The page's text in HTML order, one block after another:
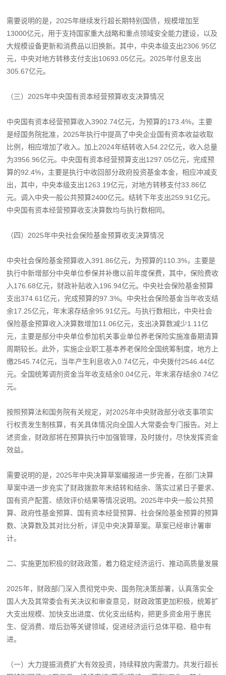
需要说明的是，2025年继续发行超长期特别国债，规模增加至
13000亿元，用于支持国家重大战略和重点领域安全能力建设，以及
大规模设备更新和消费品以旧换新。其中，中央本级支出2306.95亿
元，中央对地方转移支付支出10693.05亿元。2025年付息支出
305.67亿元。
（三）2025年中央国有资本经营预算收支决算情况
中央国有资本经营预算收入3902.74亿元，为预算的173.4%，主要
是经国务院批准，2025年执行中提高了中央企业国有资本收益收取
比例，相应增加了收入。加上2024年结转收入54.22亿元，收入总量
为3956.96亿元。中央国有资本经营预算支出1297.05亿元，完成预
算的92.4%，主要是执行中收回部分政府投资基金本金，相应冲减支
出，其中，中央本级支出1263.19亿元，对地方转移支付33.86亿
元。调入中央一般公共预算2400亿元。结转下年支出259.91亿元。
中央国有资本经营预算收支决算数均与执行数相同。
（四）2025年中央社会保险基金预算收支决算情况
中央社会保险基金预算收入391.86亿元，为预算的110.3%，主要是
执行中新增部分中央单位参保并补缴以前年度保费，其中，保险费收
入176.68亿元，财政补贴收入196.94亿元。中央社会保险基金预算
支出374.61亿元，完成预算的97.3%。中央社会保险基金当年收支结
余17.25亿元，年末滚存结余95.91亿元。与执行数相比，中央社会
保险基金预算收入决算数增加11.06亿元，支出决算数减少1.11亿
元，主要是部分中央单位参加机关事业单位养老保险实施准备期清算
周期较长。此外，实施企业职工基本养老保险全国统筹制度，地方上
缴2545.74亿元，当年产生利息收入0.74亿元，中央拨付2546.44亿
元。全国统筹调剂资金当年收支结余0.04亿元，年末滚存结余0.74亿
元。
按照预算法和国务院有关规定，对2025年中央财政部分收支事项实
行权责发生制核算，有关具体情况向全国人大常委会专门报告。对上
述资金，财政部将在预算执行中加强管理，及时拨付，尽快发挥资金
效益。
需要说明的是，2025年中央决算草案编报进一步完善，在部门决算
草案中进一步充实了财政拨款年末结转和结余、落实过紧日子要求、
国有资产配置、绩效评价结果等情况说明。2025年中央一般公共预
算、政府性基金预算、国有资本经营预算、社会保险基金预算的预算
数、决算数及其对比分析，详见中央决算草案。草案已经审计署审
计。
二、实施更加积极的财政政策，着力稳定经济运行、推动高质量发展
2025年，财政部门深入贯彻党中央、国务院决策部署，认真落实全
国人大及其常委会有关决议和审查意见，财政政策更加积极，统筹扩
大支出规模、加快支出进度、优化支出结构，把更多资金用于惠民
生、促消费、增后劲等关键领域，促进经济运行总体平稳、稳中有
进。
（一）大力提振消费扩大有效投资，持续释放内需潜力。共发行超长